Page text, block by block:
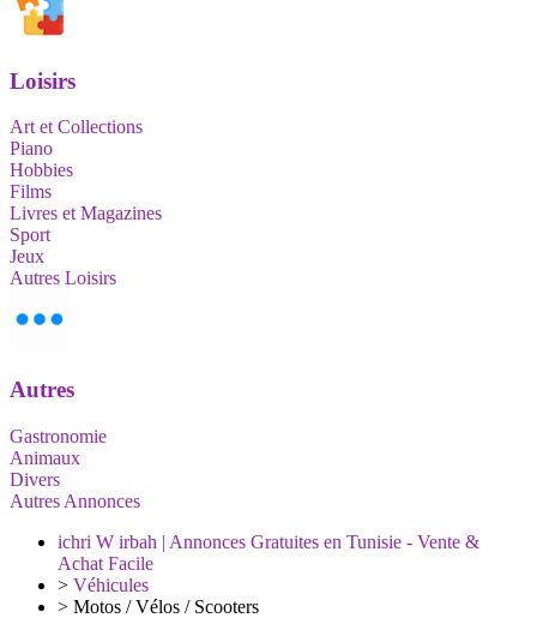
Loisirs
Art et Collections
Piano
Hobbies
Films
Livres et Magazines
Sport
Jeux
Autres Loisirs
Autres
Gastronomie
Animaux
Divers
Autres Annonces
ichri W irbah | Annonces Gratuites en Tunisie - Vente &
Achat Facile
> Véhicules
> Motos / Vélos / Scooters